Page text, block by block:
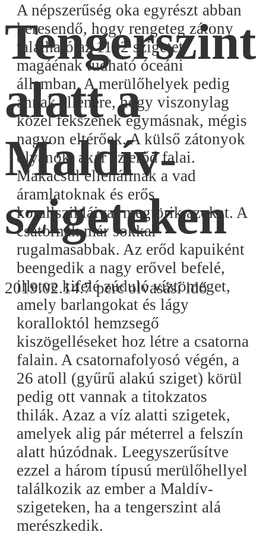
Tengerszint
alatt a
Maldív-
szigeteken
2019.02.14.7 perc olvasási idő
A népszerűség oka egyrészt abban
keresendő, hogy rengeteg zátony
található az 1192 szigetet
magáénak tudható óceáni
államban. A merülőhelyek pedig
annak ellenére, hogy viszonylag
közel fekszenek egymásnak, mégis
nagyon eltérőek. A külső zátonyok
olyanok, akár az erőd falai.
Makacsul ellenállnak a vad
áramlatoknak és erős
korallszikláival megtörik azokat. A
csatornák már sokkal
rugalmasabbak. Az erőd kapuiként
beengedik a nagy erővel befelé,
illetve kifelé zúduló víztömeget,
amely barlangokat és lágy
koralloktól hemzsegő
kiszögelléseket hoz létre a csatorna
falain. A csatornafolyosó végén, a
26 atoll (gyűrű alakú sziget) körül
pedig ott vannak a titokzatos
thilák. Azaz a víz alatti szigetek,
amelyek alig pár méterrel a felszín
alatt húzódnak. Leegyszerűsítve
ezzel a három típusú merülőhellyel
találkozik az ember a Maldív-
szigeteken, ha a tengerszint alá
merészkedik.